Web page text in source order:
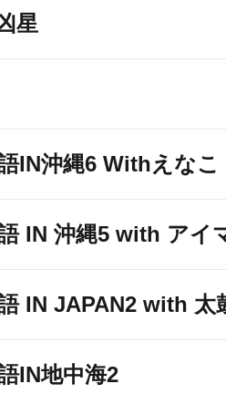
星
IN沖縄6 Withえなこ
IN 沖縄5 with アイ
IN JAPAN2 with 太
IN地中海2